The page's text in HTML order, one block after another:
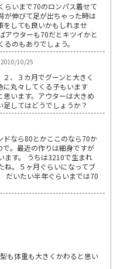
らいまで70のロンパス着せて
が伸びて足が出ちゃった時は
をしても良いかもしれませ
アウターも70だとキツイかと
のもありでしょう。
2010/10/25
、３カ月でグーンと大きく
に丸々してくる子もいます
います。アウターは大きめ
してはどうでしょうか？
ドなら80とかここのなら70か
。最近の作りは細身ですが
ます。 うちは3210で生まれ
ね。５ヶ月ぐらいになってブ
だいたい半年ぐらいまでは70
も体重も大きくかわると思い